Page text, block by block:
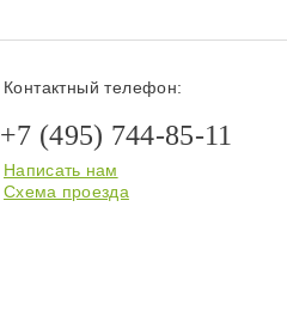
Контактный телефон:
+7 (495) 744-85-11
Написать нам
Схема проезда